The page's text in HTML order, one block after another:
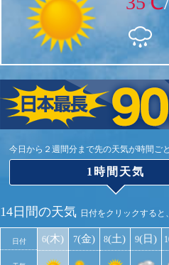
今日から２週間分まで先の天気が時間ご
1時間天気
14日間の天気 日付をクリックすると
日付 6(木) 7(金) 8(土) 9(日)